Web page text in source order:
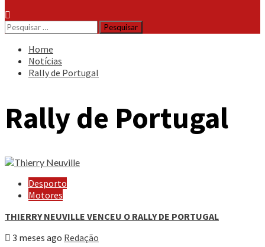
Pesquisar
por:
Home
Notícias
Rally de Portugal
Rally de Portugal
Desporto
Motores
THIERRY NEUVILLE VENCEU O RALLY DE PORTUGAL
3 meses ago Redação